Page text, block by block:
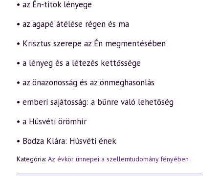
• az Én-titok lényege
• az agapé átélése régen és ma
• Krisztus szerepe az Én megmentésében
• a lényeg és a létezés kettőssége
• az önazonosság és az önmeghasonlás
• emberi sajátosság: a bűnre való lehetőség
• a Húsvéti örömhír
• Bodza Klára: Húsvéti ének
Kategória: Az évkör ünnepei a szellemtudomány fényében